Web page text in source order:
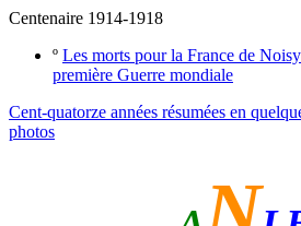
Centenaire 1914-1918
º Les morts pour la France de
première Guerre mondiale
Cent-quatorze années résumées en
photos